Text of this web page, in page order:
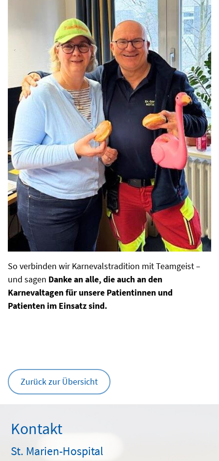
So verbinden wir Karnevalstradition mit Teamgeist –
und sagen Danke an alle, die auch an den
Karnevaltagen für unsere Patientinnen und
Patienten im Einsatz sind.
Zurück zur Übersicht
Kontakt
St. Marien-Hospital